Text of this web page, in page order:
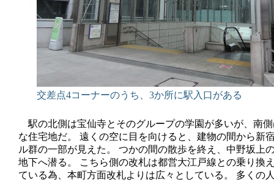
交差点4コーナーのうち、3か所に駅入口がある
駅の北側は宝仙寺とそのグループの学園が多いが、南
な住宅地だ。 遠くの空に目を向けると、建物の間から新
ル群の一部が見えた。 つかの間の散歩を終え、中野坂上
地下へ潜る。 こちら側の改札は都営大江戸線との乗り換
ている為、本町方面改札よりは広々としている。 多くの